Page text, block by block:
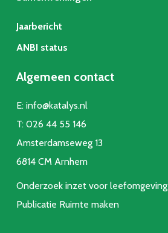
Jaarbericht
ANBI status
Algemeen contact
E: info@katalys.nl
T: 026 44 55 146
Amsterdamseweg 13
6814 CM Arnhem
Onderzoek inzet voor leefomgeving
Publicatie Ruimte maken